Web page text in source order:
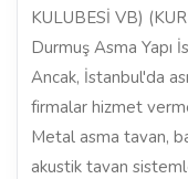
KULUBESİ VB)
Durmuş Asma Yapı
Ancak, İstanbul'da
firmalar hizmet
Metal asma tavan,
akustik tavan